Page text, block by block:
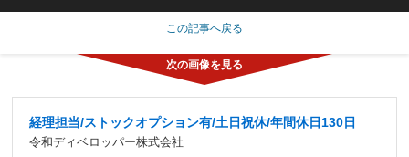
この記事へ戻る
経理担当/ストックオプション有/土日祝休/年間休日130日
令和ディベロッパー株式会社